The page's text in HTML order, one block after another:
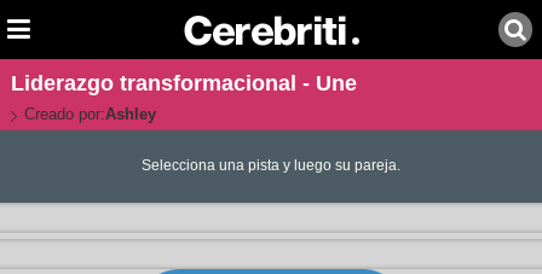
Liderazgo transformacional - Une
Creado por:Ashley
Selecciona una pista y luego su pareja.